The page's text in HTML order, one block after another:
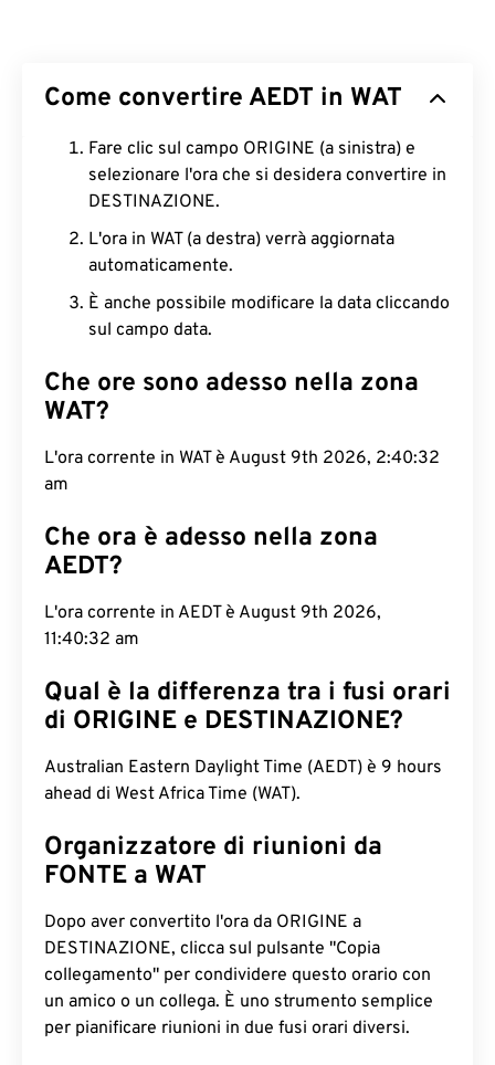
Come convertire AEDT in WAT
Fare clic sul campo ORIGINE (a sinistra) e
selezionare l'ora che si desidera convertire in
DESTINAZIONE.
L'ora in WAT (a destra) verrà aggiornata
automaticamente.
È anche possibile modificare la data cliccando
sul campo data.
Che ore sono adesso nella zona
WAT?
L'ora corrente in WAT è August 9th 2026, 2:40:33
am
Che ora è adesso nella zona
AEDT?
L'ora corrente in AEDT è August 9th 2026,
11:40:33 am
Qual è la differenza tra i fusi orari
di ORIGINE e DESTINAZIONE?
Australian Eastern Daylight Time (AEDT) è 9 hours
ahead di West Africa Time (WAT).
Organizzatore di riunioni da
FONTE a WAT
Dopo aver convertito l'ora da ORIGINE a
DESTINAZIONE, clicca sul pulsante "Copia
collegamento" per condividere questo orario con
un amico o un collega. È uno strumento semplice
per pianificare riunioni in due fusi orari diversi.